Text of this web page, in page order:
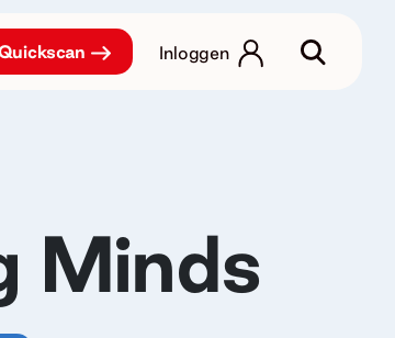
Inloggen
Minds